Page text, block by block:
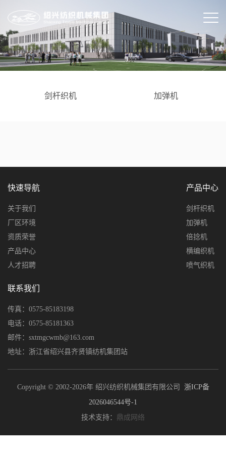
剑杆织机 加弹机
快速导航
关于我们
厂区环境
资质荣誉
产品中心
人才招聘
产品中心
剑杆织机
加弹机
倍捻机
横编织机
喷气织机
联系我们
传真：0575-85183198
电话：0575-85181363
邮件：sxtmgcwmb@163.com
地址：浙江省绍兴县齐贤镇纺机集团站
Copyright © 2002-2026年 绍兴纺织机械集团有限公司 浙ICP备
2026046544号-1
技术支持： 鼎成网络